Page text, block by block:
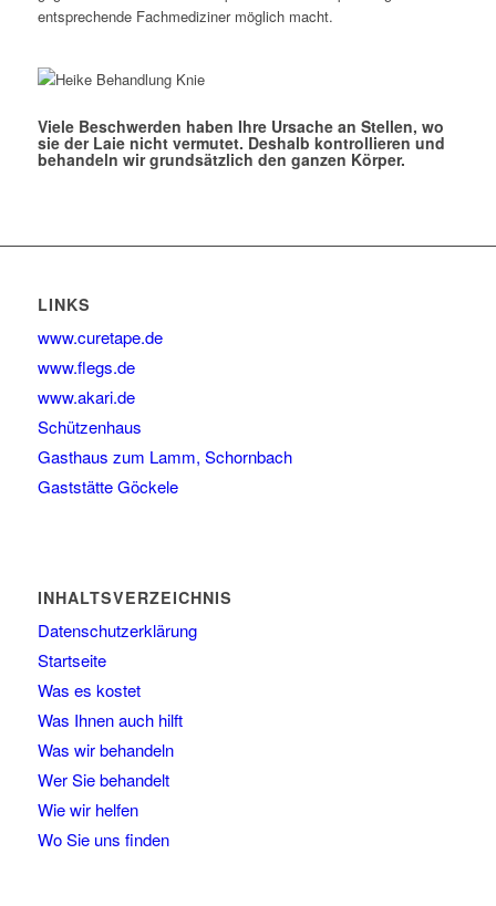
entsprechende Fachmediziner möglich macht.
Viele Beschwerden haben Ihre Ursache an Stellen, wo
sie der Laie nicht vermutet. Deshalb kontrollieren und
behandeln wir grundsätzlich den ganzen Körper.
LINKS
www.curetape.de
www.flegs.de
www.akari.de
Schützenhaus
Gasthaus zum Lamm, Schornbach
Gaststätte Göckele
INHALTSVERZEICHNIS
Datenschutzerklärung
Startseite
Was es kostet
Was Ihnen auch hilft
Was wir behandeln
Wer Sie behandelt
Wie wir helfen
Wo Sie uns finden